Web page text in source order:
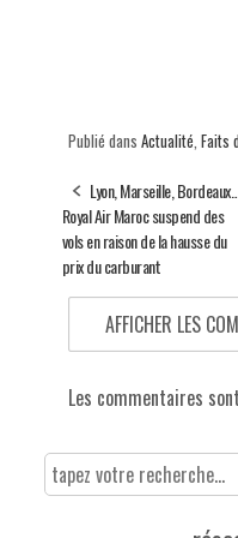
Publié dans Actualité, Faits
Lyon, Marseille, Bordeaux…
Royal Air Maroc suspend des
vols en raison de la hausse du
prix du carburant
AFFICHER LES
Les commentaires